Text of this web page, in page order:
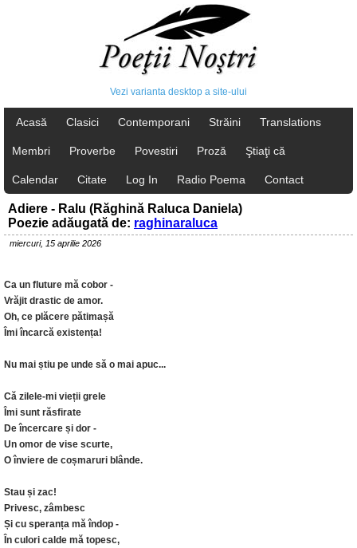
Vezi varianta desktop a site-ului
Acasă Clasici Contemporani Străini Translations
Membri Proverbe Povestiri Proză Ştiaţi că
Calendar Citate Log In Radio Poema Contact
Adiere - Ralu (Răghină Raluca Daniela)
Poezie adăugată de: raghinaraluca
miercuri, 15 aprilie 2026
Ca un fluture mă cobor -
Vrăjit drastic de amor.
Oh, ce plăcere pătimașă
Îmi încarcă existența!
Nu mai știu pe unde să o mai apuc...
Că zilele-mi vieții grele
Îmi sunt răsfirate
De încercare și dor -
Un omor de vise scurte,
O înviere de coșmaruri blânde.
Stau și zac!
Privesc, zâmbesc
Și cu speranța mă îndop -
În culori calde mă topesc,